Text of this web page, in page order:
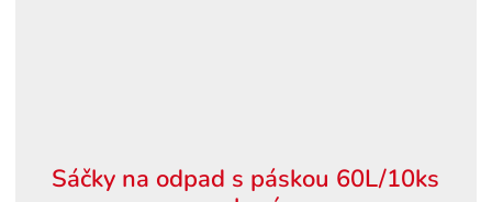
Sáčky na odpad s páskou 60L/10ks